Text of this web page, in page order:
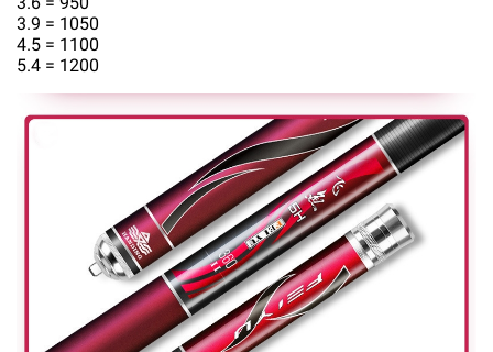
3.9 = 1050
4.5 = 1100
5.4 = 1200